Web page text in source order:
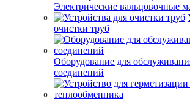
Электрические вальцовочные
очистки труб
Оборудование для
соединений